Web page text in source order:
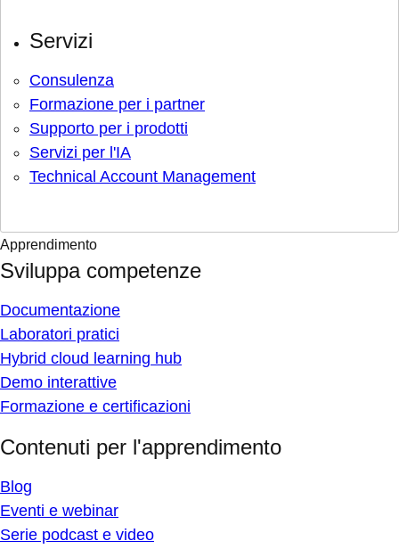
Servizi
Consulenza
Formazione per i partner
Supporto per i prodotti
Servizi per l'IA
Technical Account Management
Apprendimento
Sviluppa competenze
Documentazione
Laboratori pratici
Hybrid cloud learning hub
Demo interattive
Formazione e certificazioni
Contenuti per l'apprendimento
Blog
Eventi e webinar
Serie podcast e video